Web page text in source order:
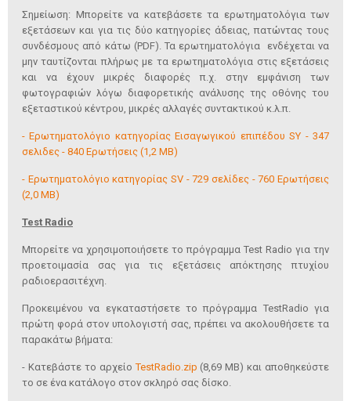
Σημείωση: Μπορείτε να κατεβάσετε τα ερωτηματολόγια των
εξετάσεων και για τις δύο κατηγορίες άδειας, πατώντας τους
συνδέσμους από κάτω (PDF). Τα ερωτηματολόγια ενδέχεται να
μην ταυτίζονται πλήρως με τα ερωτηματολόγια στις εξετάσεις
και να έχουν μικρές διαφορές π.χ. στην εμφάνιση των
φωτογραφιών λόγω διαφορετικής ανάλυσης της οθόνης του
εξεταστικού κέντρου, μικρές αλλαγές συντακτικού κ.λ.π.
- Ερωτηματολόγιο κατηγορίας Εισαγωγικού επιπέδου SY - 347
σελιδες - 840 Ερωτήσεις (1,2 MB)
- Ερωτηματολόγιο κατηγορίας SV - 729 σελίδες - 760 Ερωτήσεις
(2,0 MB)
Test Radio
Μπορείτε να χρησιμοποιήσετε το πρόγραμμα Test Radio για την
προετοιμασία σας για τις εξετάσεις απόκτησης πτυχίου
ραδιοερασιτέχνη.
Προκειμένου να εγκαταστήσετε το πρόγραμμα TestRadio για
πρώτη φορά στον υπολογιστή σας, πρέπει να ακολουθήσετε τα
παρακάτω βήματα:
- Κατεβάστε το αρχείοTestRadio.zip (8,69 MB) και αποθηκεύστε
το σε ένα κατάλογο στον σκληρό σας δίσκο.